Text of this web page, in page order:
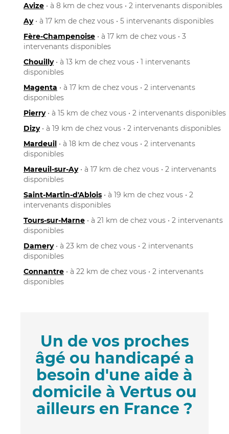
Avize • à 8 km de chez vous • 2 intervenants disponibles
Ay• à 17 km de chez vous • 5 intervenants disponibles
Fère-Champenoise • à 17 km de chez vous • 3
intervenants disponibles
Chouilly• à 13 km de chez vous • 1 intervenants
disponibles
Magenta • à 17 km de chez vous • 2 intervenants
disponibles
Pierry• à 15 km de chez vous • 2 intervenants disponibles
Dizy• à 19 km de chez vous • 2 intervenants disponibles
Mardeuil • à 18 km de chez vous • 2 intervenants
disponibles
Mareuil-sur-Ay• à 17 km de chez vous • 2 intervenants
disponibles
Saint-Martin-d'Ablois • à 19 km de chez vous • 2
intervenants disponibles
Tours-sur-Marne • à 21 km de chez vous • 2 intervenants
disponibles
Damery• à 23 km de chez vous • 2 intervenants
disponibles
Connantre • à 22 km de chez vous • 2 intervenants
disponibles
Un de vos proches
âgé ou handicapé a
besoin d'une aide à
domicile à Vertus ou
ailleurs en France ?